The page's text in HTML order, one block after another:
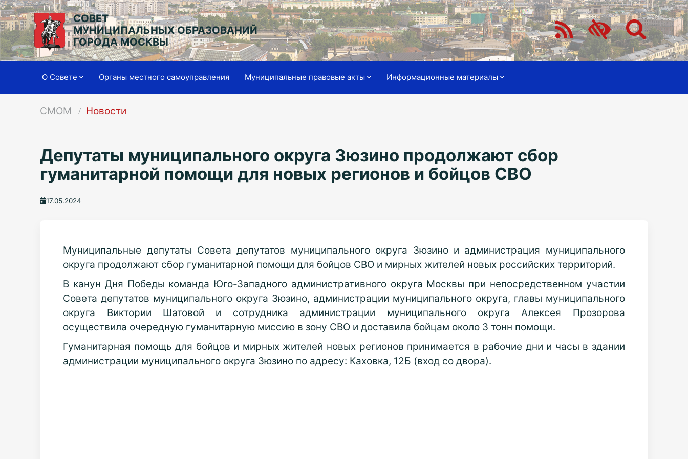
СОВЕТ
МУНИЦИПАЛЬНЫХ ОБРАЗОВАНИЙ
ГОРОДА МОСКВЫ
О Совете Органы местного самоуправления Муниципальные правовые акты Информационные материалы
СМОМ Новости
Депутаты муниципального округа Зюзино продолжают сбор
гуманитарной помощи для новых регионов и бойцов СВО
17.05.2024
Муниципальные депутаты Совета депутатов муниципального округа Зюзино и администрация муниципального
округа продолжают сбор гуманитарной помощи для бойцов СВО и мирных жителей новых российских территорий.
В канун Дня Победы команда Юго-Западного административного округа Москвы при непосредственном участии
Совета депутатов муниципального округа Зюзино, администрации муниципального округа, главы муниципального
округа Виктории Шатовой и сотрудника администрации муниципального округа Алексея Прозорова
осуществила очередную гуманитарную миссию в зону СВО и доставила бойцам около 3 тонн помощи.
Гуманитарная помощь для бойцов и мирных жителей новых регионов принимается в рабочие дни и часы в здании
администрации муниципального округа Зюзино по адресу: Каховка, 12Б (вход со двора).